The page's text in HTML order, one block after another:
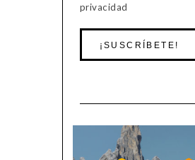
privacidad